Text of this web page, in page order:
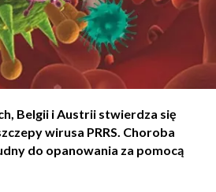
Belgii i Austrii stwierdza się
wirusa PRRS. Choroba
do opanowania za pomocą